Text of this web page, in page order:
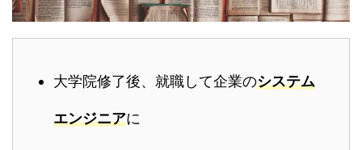
大学院修了後、就職して企業のシステム
エンジニアに